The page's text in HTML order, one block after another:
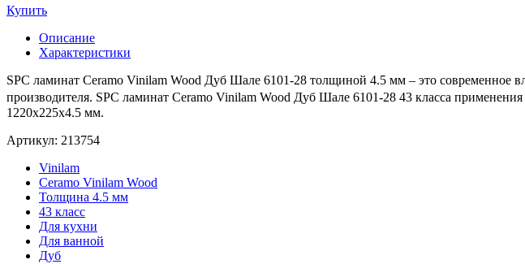
Купить
Описание
Характеристики
SPC ламинат Ceramo Vinilam Wood Дуб Шале 6101-28 толщиной 4.5 мм – это современное
производителя. SPC ламинат Ceramo Vinilam Wood Дуб Шале 6101-28 43 класса
1220x225x4.5 мм.
Артикул: 213754
Vinilam
Ceramo Vinilam Wood
Толщина 4.5 мм
43 класс
Для кухни
Для ванной
Дуб